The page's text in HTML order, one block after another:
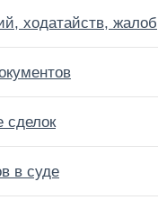
ходатайств, жалоб
сделок
в суде